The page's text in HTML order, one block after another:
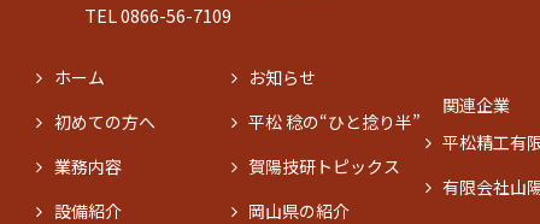
TEL 0866-56-7109
ホーム
初めての方へ
業務内容
設備紹介
お知らせ
平松 稔の“ひと捻り半”
賀陽技研トピックス
岡山県の紹介
関連企業
平松精工有
有限会社山